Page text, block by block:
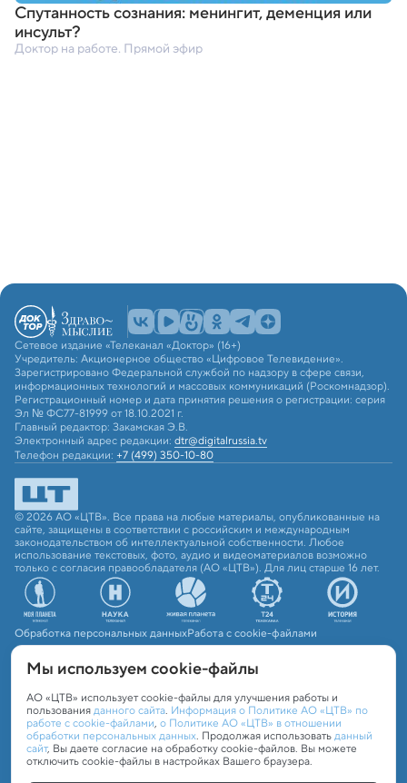
Спутанность сознания: менингит,деменция или
инсульт?
Доктор на работе. Прямой эфир
Сетевое издание «Телеканал «Доктор» (16+)
Учредитель: Акционерное общество «Цифровое Телевидение».
Зарегистрировано Федеральной службой по надзору в сфере связи,
информационных технологий и массовых коммуникаций (Роскомнадзор).
Регистрационный номер и дата принятия решения о регистрации: серия
Эл № ФС77-81999 от 18.10.2021 г.
Главный редактор: Закамская Э.В.
Электронный адрес редакции: dtr@digitalrussia.tv
Телефон редакции: +7 (499) 350-10-80
© 2026 АО «ЦТВ». Все права на любые материалы, опубликованные на
сайте, защищены в соответствии с российским и международным
законодательством об интеллектуальной собственности. Любое
использование текстовых, фото, аудио и видеоматериалов возможно
только с согласия правообладателя (АО «ЦТВ»). Для лиц старше 16 лет.
Обработка персональных данныхРабота с cookie-файлами
Мы используем сookie-файлы
АО «ЦТВ» использует cookie-файлы для улучшения работы и
пользованияданного сайта. Информация о Политике АО «ЦТВ» по
работе с cookie-файлами, о Политике АО «ЦТВ» в отношении
обработки персональных данных. Продолжая использоватьданный
сайт, Вы даете согласие на обработку cookie-файлов. Вы можете
отключить cookie-файлы в настройках Вашего браузера.